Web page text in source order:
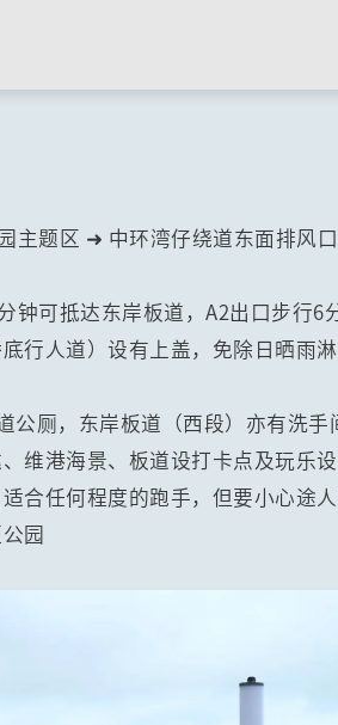
主题区 ➜ 中环湾仔绕道东面排风口
钟可抵达东岸板道，A2出口步行
行人道）设有上盖，免除日晒雨
公厕，东岸板道（西段）亦有洗
海景、板道设打卡点及玩乐设
任何程度的跑手，但要小心途人
园